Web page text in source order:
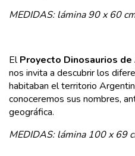
MEDIDAS:lámina 90 x 60
ElProyecto Dinosaurios
nos invita a descubrir los
habitaban el territorio
conoceremos sus nombres,
geográfica.
MEDIDAS:lámina 100 x 69